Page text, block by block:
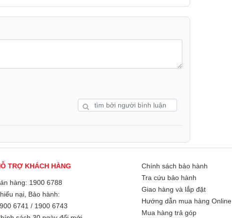
sắc sống động và độ tương phản cao.
thị nhiều thông tin hơn, giúp người dùng dễ
quan trọng.
TRỢ KHÁCH HÀNG
hàng: 1900 6788
nại, Bảo hành:
6741 / 1900 6743
Chính sách bảo hành
Tra cứu bảo hành
Giao hàng và lắp đặt
Hướng dẫn mua hàng Online
Mua hàng trả góp